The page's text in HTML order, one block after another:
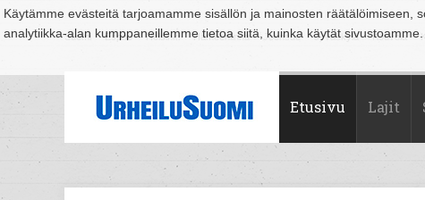
Käytämme evästeitä tarjoamamme sisällön ja mainosten
analytiikka-alan kumppaneillemme tietoa siitä, kuinka käytät sivustoamme.
Suomi Espoo Helsinki Hämeenlinna Joensuu Jyväskylä Kouvola
Etusivu Lajit